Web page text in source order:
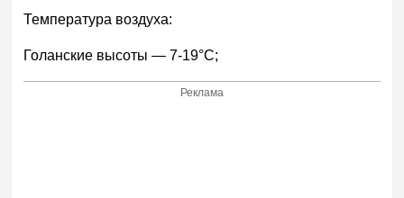
Температура воздуха:
Голанские высоты — 7-19°С;
Реклама